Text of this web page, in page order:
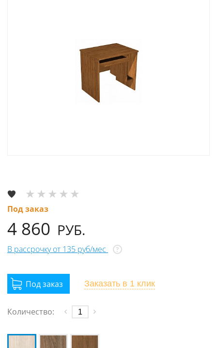
Под заказ
4 860 РУБ.
В рассрочку от 135 руб/мес ?
Заказать в 1 клик
Количество: